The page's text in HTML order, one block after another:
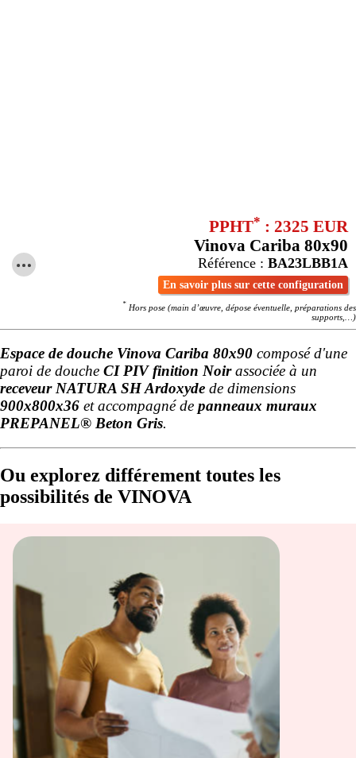
PPHT* : 2325 EUR
Vinova Cariba 80x90
Référence : BA23LBB1A
En savoir plus sur cette configuration
* Hors pose (main d’œuvre, dépose éventuelle, préparations des
supports,…)
Espace de douche Vinova Cariba 80x90 composé d'une
paroi de douche CI PIV finition Noirassociée à un
receveur NATURA SH Ardoxyde de dimensions
900x800x36 et accompagné de panneaux muraux
PREPANEL® Beton Gris.
Ou explorez différement toutes les
possibilités de VINOVA